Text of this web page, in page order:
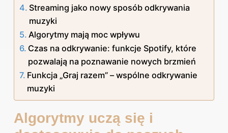
Streaming jako nowy sposób odkrywania
muzyki
Algorytmy mają moc wpływu
Czas na odkrywanie: funkcje Spotify, które
pozwalają na poznawanie nowych brzmień
Funkcja „Graj razem” – wspólne odkrywanie
muzyki
Algorytmy uczą się i